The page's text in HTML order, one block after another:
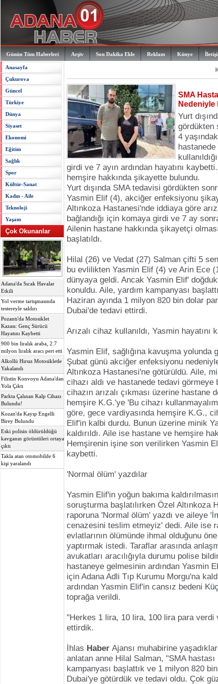
Günün Tüm Haberleri Arşiv Son Dakika Ekle Reklam Künye
Anasayfa
Çukurova
Güncel
Türkiye
Dünya
Siyaset
Ekonomi
Eğitim
Sağlık
Spor
Kültür-Sanat
Kadın - Aile
Teknoloji
Yaşam
Çok Okunanlar
Adana'da Sıcak Havalar
Etkili
Yol verme tartışmasında
testereyle saldırı
Pozantı'da Motosiklet
Kazası: Genç Sürücü
Hayatını Kaybetti
900 bin liralık araba, 2.7
milyon liralık aracı pert etti
Alkollü Hırsız Motosikletle
Yakalandı
Filistin Konvoyu Adana'dan
Yola Çıktı
Parkta Çalınan Kalp Cihazı
Bulundu!
Kozan'da Kayıp Engelli
Birey Bulundu
Eski polisin öldürüldüğü
kavganın görüntüleri ortaya
çıktı
Takla atan otomobilde 6
kişi yaralandı
SMA
Nedeniyle
Yurt
gördükten
4
hastanede
girdi ve 7 ayın ardından hayatını
hemşire hakkında şikayette bulundu.
Yurt dışında SMA tedavisi gördükten
Yasmin Elif (4), akciğer enfeksiyonu
Altınkoza Hastanesi'nde iddiaya göre
bağlandığı için komaya girdi ve 7 ay
Ailenin hastane hakkında şikayetçi
başlatıldı.
Hilal (26) ve Vedat (27) Salman çifti 5
bu evlilikten Yasmin Elif (4) ve Arin Ece
dünyaya geldi. Ancak Yasmin Elif'
konuldu. Aile, yardım kampanyası
Haziran ayında 1 milyon 820 bin dolar
Dubai'de tedavi ettirdi.
Arızalı cihaz kullanıldı, Yasmin hayatını
Yasmin Elif, sağlığına kavuşma yolunda
Şubat günü akciğer enfeksiyonu
Altınkoza Hastanesi'ne götürüldü. Aile,
cihazı aldı ve hastanede tedavi görmeye
cihazın arızalı çıkması üzerine hastane
hemşire K.G.'ye 'Bu cihazı
göre, gece vardiyasında hemşire K.G.,
Elif'in kalbi durdu. Bunun üzerine minik
kaldırıldı. Aile ise hastane ve hemşire
Hemşirenin işine son verilirken Yasmin
kaybetti.
'Normal ölüm' yazdılar
Yasmin Elif'in yoğun bakıma
soruşturma başlatılırken Özel Altınkoza
raporuna 'Normal ölüm' yazdı ve aileye
cenazesini teslim etmeyiz' dedi. Aile ise
evlatlarının ölümünde ihmal olduğunu
yaptırmak istedi. Taraflar arasında
avukatları aracılığıyla durumu polise
hastaneye gelmesinin ardından Yasmin
için Adana Adli Tıp Kurumu Morgu'na
ardından Yasmin Elif'in cansız bedeni
toprağa verildi.
"Herkes 1 lira, 10 lira, 100 lira para verdi
ettirdik.
İhlas Haber Ajansı muhabirine
anlatan anne Hilal Salman, "SMA hastası
kampanyası başlattık ve 1 milyon 820
Dubai'ye götürdük ve tedavi oldu. Çok